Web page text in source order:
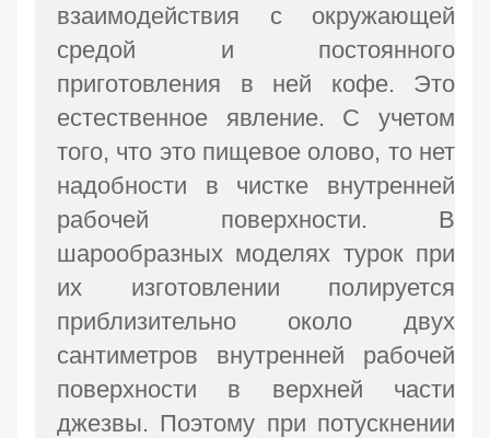
взаимодействия с окружающей
средой и постоянного
приготовления в ней кофе. Это
естественное явление. С учетом
того, что это пищевое олово, то нет
надобности в чистке внутренней
рабочей поверхности. В
шарообразных моделях турок при
их изготовлении полируется
приблизительно около двух
сантиметров внутренней рабочей
поверхности в верхней части
джезвы. Поэтому при потускнении